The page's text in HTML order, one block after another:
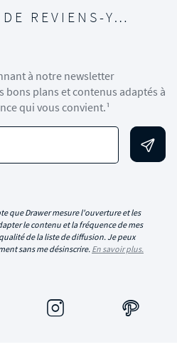
REVIENS-Y…
à notre newsletter
bons plans et contenus adaptés à
qui vous convient.¹
que Drawer mesure l'ouverture et les
le contenu et la fréquence de mes
de la liste de diffusion. Je peux
sans me désinscrire. En savoir plus.